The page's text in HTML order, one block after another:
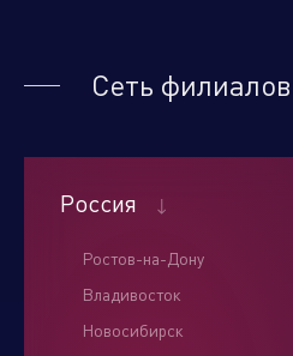
Сеть филиалов
Россия
Ростов-на-Дону
Владивосток
Новосибирск